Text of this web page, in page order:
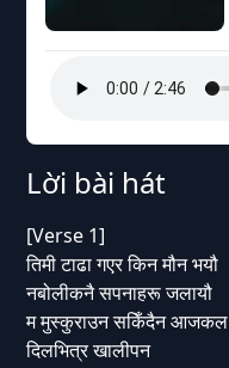
Lời bài hát
[Verse 1]
तिमी टाढा गएर किन मौन भयौ
नबोलीकनै सपनाहरू जलायौ
म मुस्कुराउन सकिँदैन आजकल
दिलभित्र खालीपन